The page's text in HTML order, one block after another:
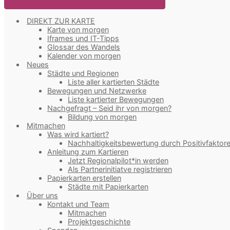
DIREKT ZUR KARTE
Karte von morgen
Iframes und IT-Tipps
Glossar des Wandels
Kalender von morgen
Neues
Städte und Regionen
Liste aller kartierten Städte
Bewegungen und Netzwerke
Liste kartierter Bewegungen
Nachgefragt – Seid ihr von morgen?
Bildung von morgen
Mitmachen
Was wird kartiert?
Nachhaltigkeitsbewertung durch
Anleitung zum Kartieren
Jetzt Regionalpilot*in werden
Als Partnerinitiatve registrieren
Papierkarten erstellen
Städte mit Papierkarten
Über uns
Kontakt und Team
Mitmachen
Projektgeschichte